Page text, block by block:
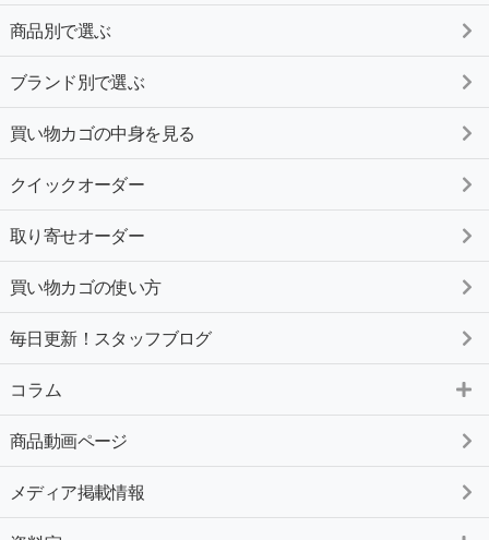
商品別で選ぶ
ブランド別で選ぶ
買い物カゴの中身を見る
クイックオーダー
取り寄せオーダー
買い物カゴの使い方
毎日更新！スタッフブログ
コラム
商品動画ページ
メディア掲載情報